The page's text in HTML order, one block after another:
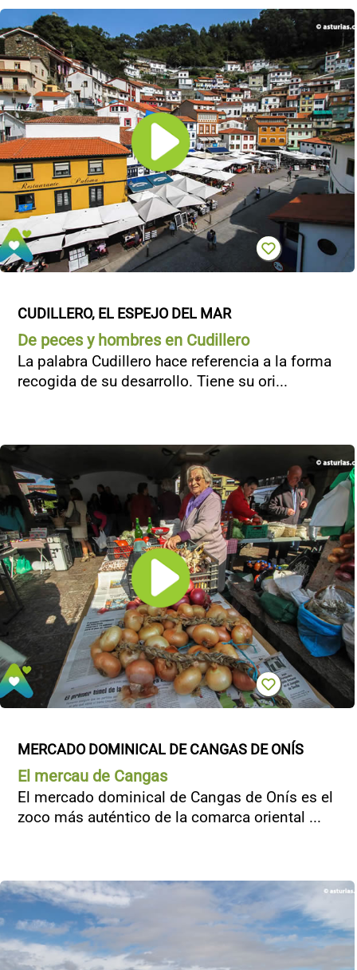
CUDILLERO, EL ESPEJO DEL MAR
De peces y hombres en Cudillero
La palabra Cudillero hace referencia a la forma
recogida de su desarrollo. Tiene su ori...
MERCADO DOMINICAL DE CANGAS DE ONÍS
El mercau de Cangas
El mercado dominical de Cangas de Onís es el
zoco más auténtico de la comarca oriental ...